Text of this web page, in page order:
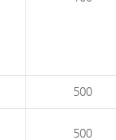
500
500